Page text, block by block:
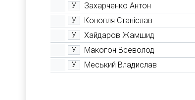
У Захарченко Антон
У Конопля Станіслав
У Хайдаров Жамшид
У Макогон Всеволод
У Меський Владислав